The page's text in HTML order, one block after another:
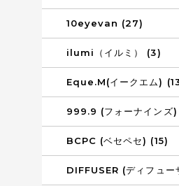
10eyevan (27)
ilumi（イルミ） (3)
Eque.M(イークエム)
999.9 (フォーナインズ
BCPC (ベセペセ) (15)
DIFFUSER (ディフュ